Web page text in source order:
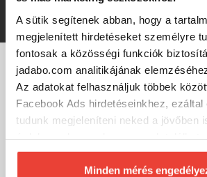
A sütik segítenek abban, hogy a
megjelenített hirdetéseket személyre
fontosak a közösségi funkciók
jadabo.com analitikájának
Az adatokat felhasználjuk többek
Facebook Ads hirdetéseinkhez,
tudunk megjeleníteni neked a jövőben
biztosításához arra kérünk, hogy
számunkra minden mérés használatát.
Minden mérés